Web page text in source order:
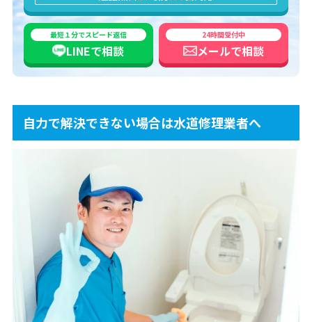
最短１分でスピード返信
LINEで相談
24時間受付中
メールで相談
自力で解決できない場合は水道修理業者へ